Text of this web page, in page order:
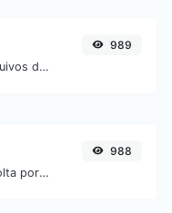
Converta facilmente arquivos de imagem JPG para ICO.
989
Separe texto de ida e volta por novas linhas, vírgulas, pontos etc.
988